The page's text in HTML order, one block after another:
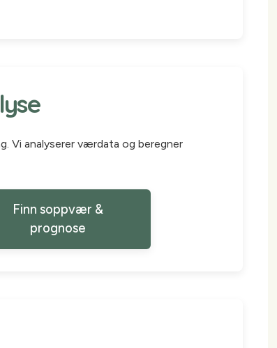
Vi analyserer værdata og beregner
Finn soppvær &
prognose